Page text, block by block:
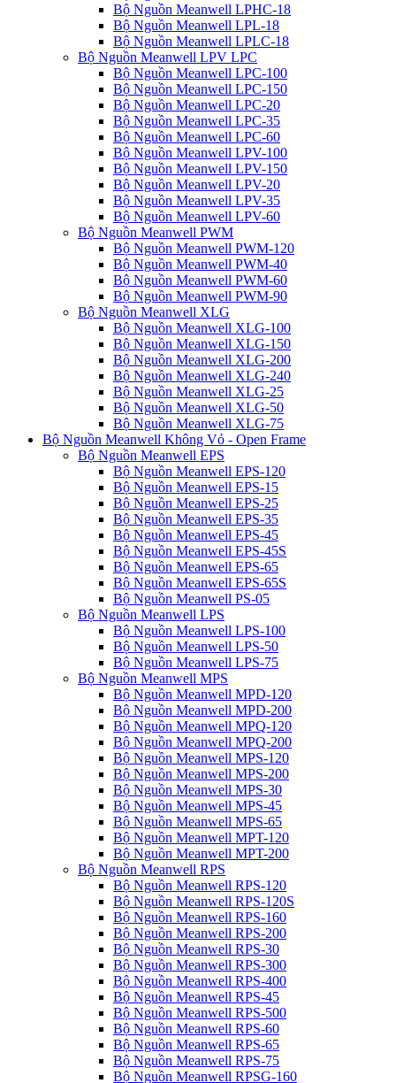
Bộ Nguồn Meanwell LPHC-18
Bộ Nguồn Meanwell LPL-18
Bộ Nguồn Meanwell LPLC-18
Bộ Nguồn Meanwell LPV LPC
Bộ Nguồn Meanwell LPC-100
Bộ Nguồn Meanwell LPC-150
Bộ Nguồn Meanwell LPC-20
Bộ Nguồn Meanwell LPC-35
Bộ Nguồn Meanwell LPC-60
Bộ Nguồn Meanwell LPV-100
Bộ Nguồn Meanwell LPV-150
Bộ Nguồn Meanwell LPV-20
Bộ Nguồn Meanwell LPV-35
Bộ Nguồn Meanwell LPV-60
Bộ Nguồn Meanwell PWM
Bộ Nguồn Meanwell PWM-120
Bộ Nguồn Meanwell PWM-40
Bộ Nguồn Meanwell PWM-60
Bộ Nguồn Meanwell PWM-90
Bộ Nguồn Meanwell XLG
Bộ Nguồn Meanwell XLG-100
Bộ Nguồn Meanwell XLG-150
Bộ Nguồn Meanwell XLG-200
Bộ Nguồn Meanwell XLG-240
Bộ Nguồn Meanwell XLG-25
Bộ Nguồn Meanwell XLG-50
Bộ Nguồn Meanwell XLG-75
Bộ Nguồn Meanwell Không Vỏ - Open Frame
Bộ Nguồn Meanwell EPS
Bộ Nguồn Meanwell EPS-120
Bộ Nguồn Meanwell EPS-15
Bộ Nguồn Meanwell EPS-25
Bộ Nguồn Meanwell EPS-35
Bộ Nguồn Meanwell EPS-45
Bộ Nguồn Meanwell EPS-45S
Bộ Nguồn Meanwell EPS-65
Bộ Nguồn Meanwell EPS-65S
Bộ Nguồn Meanwell PS-05
Bộ Nguồn Meanwell LPS
Bộ Nguồn Meanwell LPS-100
Bộ Nguồn Meanwell LPS-50
Bộ Nguồn Meanwell LPS-75
Bộ Nguồn Meanwell MPS
Bộ Nguồn Meanwell MPD-120
Bộ Nguồn Meanwell MPD-200
Bộ Nguồn Meanwell MPQ-120
Bộ Nguồn Meanwell MPQ-200
Bộ Nguồn Meanwell MPS-120
Bộ Nguồn Meanwell MPS-200
Bộ Nguồn Meanwell MPS-30
Bộ Nguồn Meanwell MPS-45
Bộ Nguồn Meanwell MPS-65
Bộ Nguồn Meanwell MPT-120
Bộ Nguồn Meanwell MPT-200
Bộ Nguồn Meanwell RPS
Bộ Nguồn Meanwell RPS-120
Bộ Nguồn Meanwell RPS-120S
Bộ Nguồn Meanwell RPS-160
Bộ Nguồn Meanwell RPS-200
Bộ Nguồn Meanwell RPS-30
Bộ Nguồn Meanwell RPS-300
Bộ Nguồn Meanwell RPS-400
Bộ Nguồn Meanwell RPS-45
Bộ Nguồn Meanwell RPS-500
Bộ Nguồn Meanwell RPS-60
Bộ Nguồn Meanwell RPS-65
Bộ Nguồn Meanwell RPS-75
Bộ Nguồn Meanwell RPSG-160